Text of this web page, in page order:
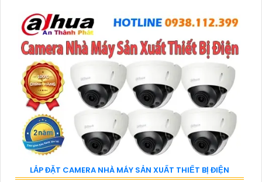
LẮP ĐẶT CAMERA NHÀ MÁY SẢN XUẤT THIẾT BỊ ĐIỆN